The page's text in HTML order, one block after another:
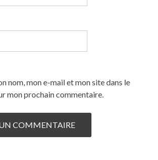
nom, mon e-mail et mon site dans le
mon prochain commentaire.